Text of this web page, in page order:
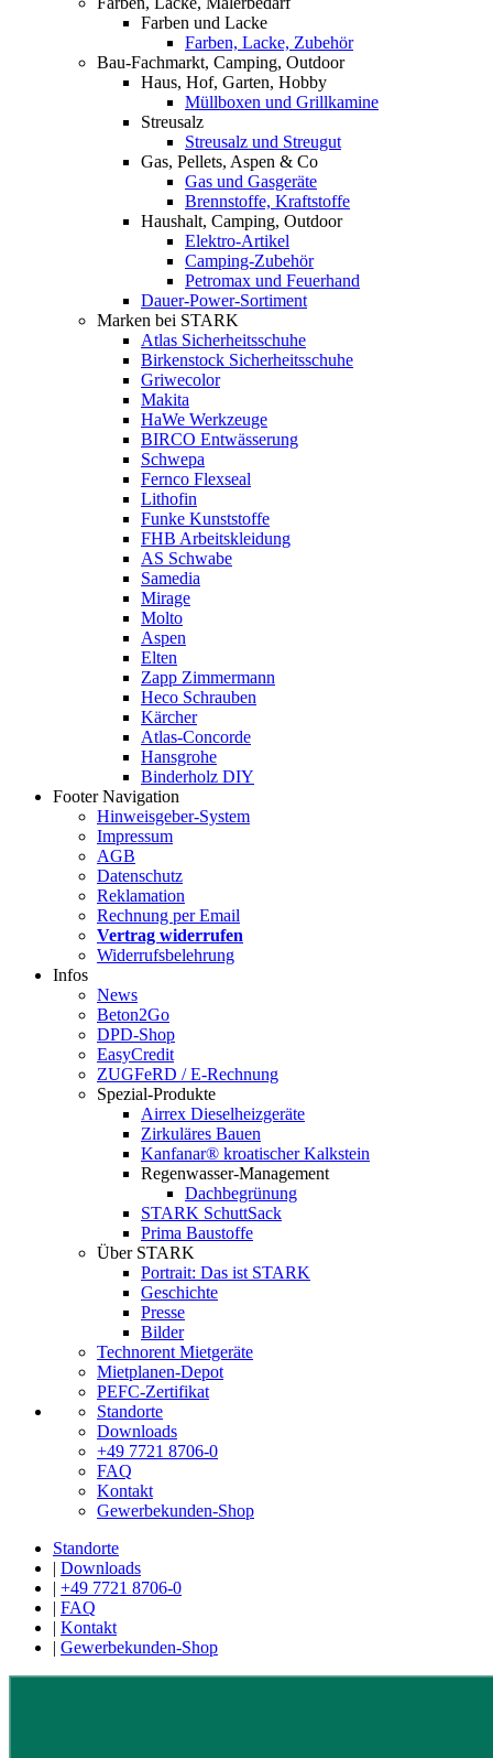
Farben und Lacke
Farben, Lacke, Zubehör
Bau-Fachmarkt, Camping, Outdoor
Haus, Hof, Garten, Hobby
Müllboxen und Grillkamine
Streusalz
Streusalz und Streugut
Gas, Pellets, Aspen & Co
Gas und Gasgeräte
Brennstoffe, Kraftstoffe
Haushalt, Camping, Outdoor
Elektro-Artikel
Camping-Zubehör
Petromax und Feuerhand
Dauer-Power-Sortiment
Marken bei STARK
Atlas Sicherheitsschuhe
Birkenstock Sicherheitsschuhe
Griwecolor
Makita
HaWe Werkzeuge
BIRCO Entwässerung
Schwepa
Fernco Flexseal
Lithofin
Funke Kunststoffe
FHB Arbeitskleidung
AS Schwabe
Samedia
Mirage
Molto
Aspen
Elten
Zapp Zimmermann
Heco Schrauben
Kärcher
Atlas-Concorde
Hansgrohe
Binderholz DIY
Footer Navigation
Hinweisgeber-System
Impressum
AGB
Datenschutz
Reklamation
Rechnung per Email
Vertrag widerrufen
Widerrufsbelehrung
Infos
News
Beton2Go
DPD-Shop
EasyCredit
ZUGFeRD / E-Rechnung
Spezial-Produkte
Airrex Dieselheizgeräte
Zirkuläres Bauen
Kanfanar® kroatischer Kalkstein
Regenwasser-Management
Dachbegrünung
STARK SchuttSack
Prima Baustoffe
Über STARK
Portrait: Das ist STARK
Geschichte
Presse
Bilder
Technorent Mietgeräte
Mietplanen-Depot
PEFC-Zertifikat
Standorte
Downloads
+49 7721 8706-0
FAQ
Kontakt
Gewerbekunden-Shop
Standorte
| Downloads
| +49 7721 8706-0
| FAQ
| Kontakt
| Gewerbekunden-Shop